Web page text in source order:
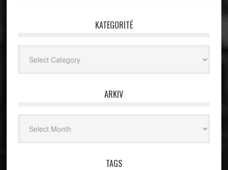
KATEGORITË
ARKIV
TAGS